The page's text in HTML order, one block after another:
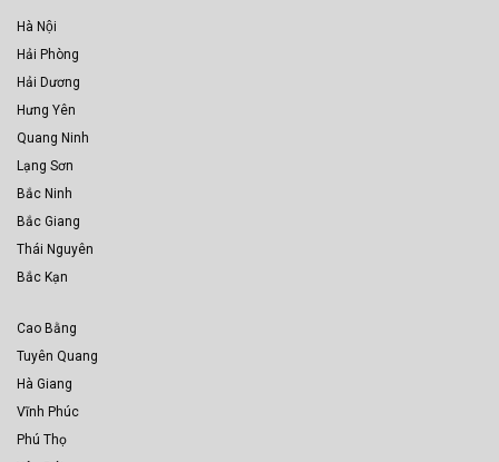
Hà Nội
Hải Phòng
Hải Dương
Hưng Yên
Quang Ninh
Lạng Sơn
Bắc Ninh
Bắc Giang
Thái Nguyên
Bắc Kạn
Cao Bằng
Tuyên Quang
Hà Giang
Vĩnh Phúc
Phú Thọ